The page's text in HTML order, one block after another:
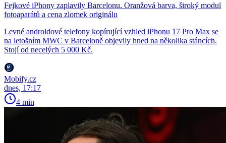
Fejkové iPhony zaplavily Barcelonu. Oranžová barva, široký modul
fotoaparátů a cena zlomek originálu
Levné androidové telefony kopírující vzhled iPhonu 17 Pro Max se
na letošním MWC v Barceloně objevily hned na několika stáncích.
Stojí od necelých 5 000 Kč.
Mobify.cz
dnes, 17:17
4 min